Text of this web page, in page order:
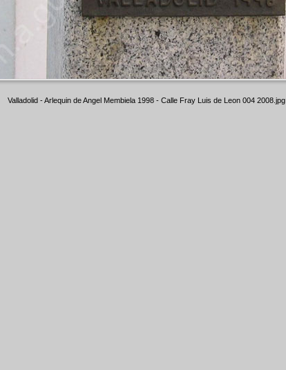
Valladolid - Arlequin de Angel Membiela 1998 - Calle Fray Luis de Leon 004 2008.jpg